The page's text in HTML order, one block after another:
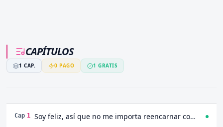
CAPÍTULOS
1 CAP. 0 PAGO 1 GRATIS
Cap 1 Soy feliz, así que no me importa reencarnar como la villana Capitulo 1